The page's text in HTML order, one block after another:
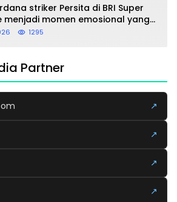
striker Persita di BRI Super
menjadi momen emosional yang
untuk sang buah hati
1295
Partner
↗
↗
↗
↗